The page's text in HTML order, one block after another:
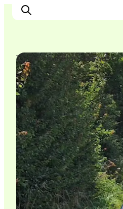
Highlights
Erlebnisse
Geschmack
Unterkünfte
Städte
Reiseplanung
Touren auf eigene Faust